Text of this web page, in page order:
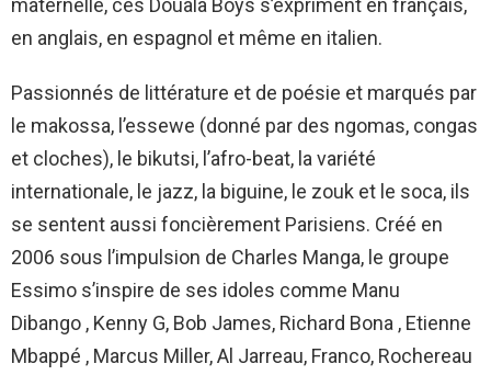
maternelle, ces Douala Boys s’expriment en français,
en anglais, en espagnol et même en italien.
Passionnés de littérature et de poésie et marqués par
le makossa, l’essewe (donné par des ngomas, congas
et cloches), le bikutsi, l’afro-beat, la variété
internationale, le jazz, la biguine, le zouk et le soca, ils
se sentent aussi foncièrement Parisiens. Créé en
2006 sous l’impulsion de Charles Manga, le groupe
Essimo s’inspire de ses idoles comme Manu
Dibango , Kenny G, Bob James, Richard Bona , Etienne
Mbappé , Marcus Miller, Al Jarreau, Franco, Rochereau